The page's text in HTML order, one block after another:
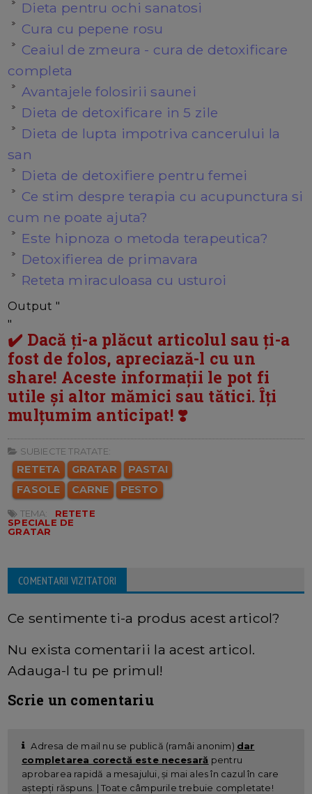
Dieta pentru ochi sanatosi
Cura cu pepene rosu
Ceaiul de zmeura - cura de detoxificare
completa
Avantajele folosirii saunei
Dieta de detoxificare in 5 zile
Dieta de lupta impotriva cancerului la
san
Dieta de detoxifiere pentru femei
Ce stim despre terapia cu acupunctura si
cum ne poate ajuta?
Este hipnoza o metoda terapeutica?
Detoxifierea de primavara
Reteta miraculoasa cu usturoi
Output "
"
✔️ Dacă ți-a plăcut articolul sau ți-a
fost de folos, apreciază-l cu un
share! Aceste informații le pot fi
utile și altor mămici sau tătici. Îți
mulțumim anticipat! ❣️
SUBIECTE TRATATE:
RETETA GRATAR
PASTAI
FASOLE
CARNE PESTO
TEMA:
RETETE
SPECIALE DE
GRATAR
COMENTARII VIZITATORI
Ce sentimente ti-a produs acest articol?
Nu exista comentarii la acest articol.
Adauga-l tu pe primul!
Scrie un comentariu
Adresa de mail nu se publică (ramâi anonim) dar
completarea corectă este necesară pentru
aprobarea rapidă a mesajului, și mai ales în cazul în care
aștepți răspuns. | Toate câmpurile trebuie completate!